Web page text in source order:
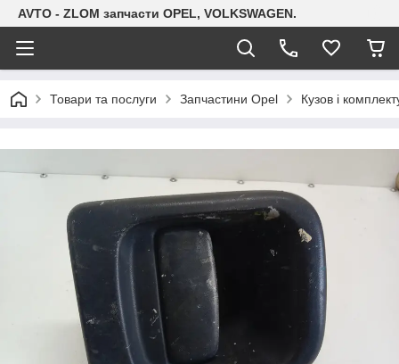
AVTO - ZLOM запчасти OPEL, VOLKSWAGEN.
Товари та послуги Запчастини Opel Кузов і